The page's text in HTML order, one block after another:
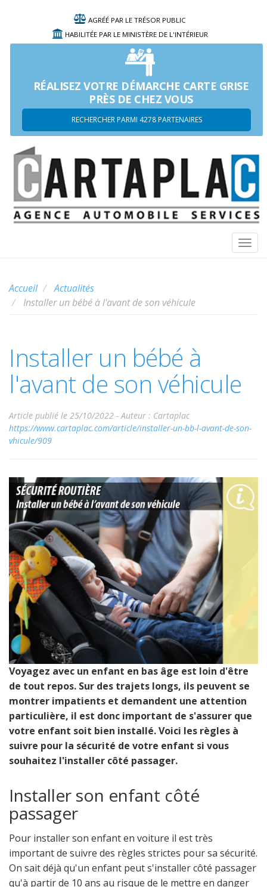
AGRÉÉ PAR LE TRÉSOR PUBLIC
HABILITÉE PAR LE MINISTÈRE DE L'INTÉRIEUR
RÉALISEZ VOTRE DÉMARCHE CARTE GRISE
PRÈS DE CHEZ VOUS
RECHERCHER PARMI 4278 PARTENAIRES
Accueil
Actualités
Installer un bébé à l'avant de son véhicule
Installer un bébé à
l'avant de son véhicule
Article publié le 25/10/2022 -Auteur : Cartaplac
https://www.cartaplac.com/article/installer-un-bb-l-avant-de-son-
vhicule/909
Voyagez avec un enfant en bas âge est loin d'être
de tout repos. Sur des trajets longs, ils peuvent se
montrer impatients et demandent une attention
particulière, il est donc important de s'assurer que
votre enfant soit bien installé. Voici les règles à
suivre pour la sécurité de votre enfant si vous
souhaitez l'installer côté passager.
Installer son enfant côté
passager
Pour installer son enfant en voiture il est très
important de suivre des règles strictes pour sa sécurité.
On sait déjà qu'un enfant peut s'installer côté passager
qu'à partir de 10 ans au risque de le mettre en danger